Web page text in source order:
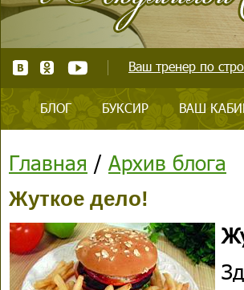
Ваш тренер по
БЛОГ БУКСИР ВАШ
Главная / Архив блога
Жуткое дело!